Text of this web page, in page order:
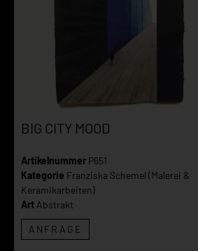
BIG CITY MOOD
Artikelnummer P651
Kategorie Franziska Schemel (Malerei &
Keramikarbeiten)
Art Abstrakt
ANFRAGE